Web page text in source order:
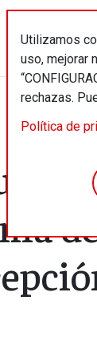
Utilizamos
uso, mejorar
rechazas.
Política de